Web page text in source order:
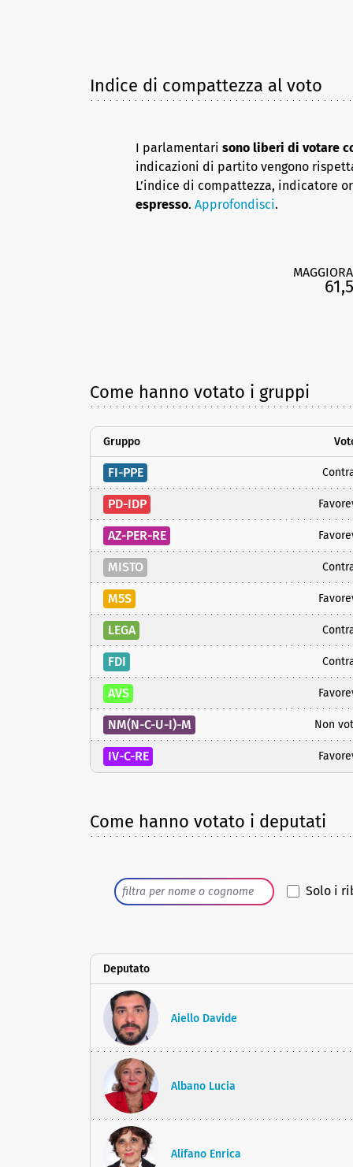
Indice di compattezza al voto
I parlamentari sono liberi di votare
indicazioni di partito vengono
L’indice di compattezza, indicatore
espresso. Approfondisci.
61,5
Come hanno votato i gruppi
Gruppo
FI-PPE
PD-IDP
AZ-PER-RE
MISTO
M5S
LEGA
FDI
AVS
NM(N-C-U-I)-M Non
IV-C-RE
Come hanno votato i deputati
Solo i
Deputato
Aiello Davide
Albano Lucia
Alifano Enrica